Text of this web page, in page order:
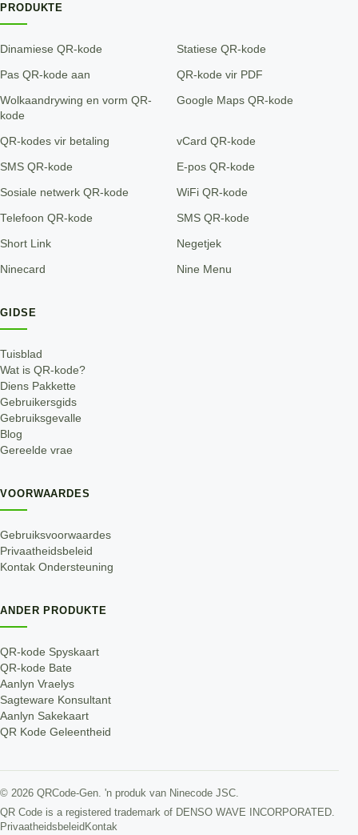
PRODUKTE
Dinamiese QR-kode Statiese QR-kode
Pas QR-kode aan QR-kode vir PDF
Wolkaandrywing en vorm QR-
kode
Google Maps QR-kode
QR-kodes vir betaling vCard QR-kode
SMS QR-kode E-pos QR-kode
Sosiale netwerk QR-kode WiFi QR-kode
Telefoon QR-kode SMS QR-kode
Short Link Negetjek
Ninecard Nine Menu
GIDSE
Tuisblad
Wat is QR-kode?
Diens Pakkette
Gebruikersgids
Gebruiksgevalle
Blog
Gereelde vrae
VOORWAARDES
Gebruiksvoorwaardes
Privaatheidsbeleid
Kontak Ondersteuning
ANDER PRODUKTE
QR-kode Spyskaart
QR-kode Bate
Aanlyn Vraelys
Sagteware Konsultant
Aanlyn Sakekaart
QR Kode Geleentheid
© 2026 QRCode-Gen. 'n produk van Ninecode JSC
QR Code is a registered trademark of DENSO WAVE INCORPORATED.
Privaatheidsbeleid Kontak